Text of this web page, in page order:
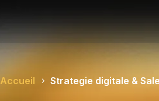
Accueil Strategie digitale &